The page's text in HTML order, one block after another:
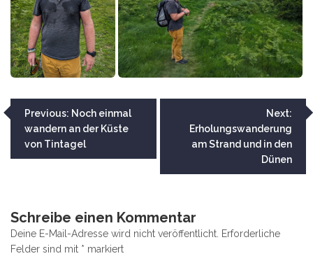
Beitragsnavigation
Previous: Noch einmal
wandern an der Küste
von Tintagel
Next:
Erholungswanderung
am Strand und in den
Dünen
Schreibe einen Kommentar
Deine E-Mail-Adresse wird nicht veröffentlicht. Erforderliche
Felder sind mit * markiert